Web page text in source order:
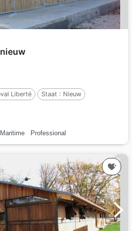
Liberté Staat : Nieuw
Professional